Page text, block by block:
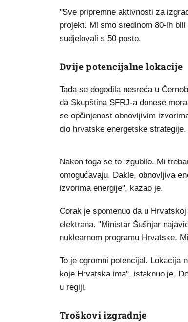
"Sve pripremne aktivnosti za
projekt. Mi smo sredinom 80-ih
sudjelovali s 50 posto.
Dvije potencijalne lokacije
Tada se dogodila nesreća u
da Skupština SFRJ-a donese
se opčinjenost obnovljivim
dio hrvatske energetske strategije.
Nakon toga se to izgubilo. Mi
omogućavaju. Dakle, obnovljiva
izvorima energije", kazao je.
Čorak je spomenuo da u
elektrana. "Ministar Šušnjar
nuklearnom programu Hrvatske.
To je ogromni potencijal. Lokacija
koje Hrvatska ima", istaknuo je.
u regiji.
Troškovi izgradnje